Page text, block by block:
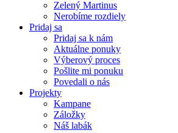
Zelený Martinus
Nerobíme rozdiely
Pridaj sa
Pridaj sa k nám
Aktuálne ponuky
Výberový proces
Pošlite mi ponuku
Povedali o nás
Projekty
Kampane
Záložky
Náš labák